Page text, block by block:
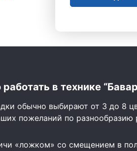
в технике
обычно выбирают от 3 до 8
пожеланий по разнообразию
«ложком» со смещением в